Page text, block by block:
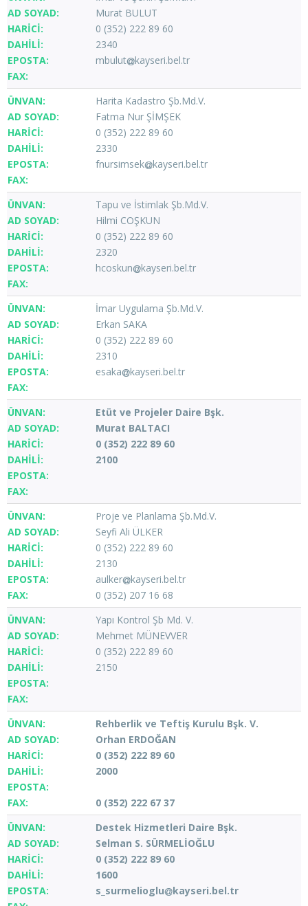
Murat BULUT
0 (352) 222 89 60
2340
mbulut
kayseri.bel.tr
Harita Kadastro Şb.Md.V.
Fatma Nur ŞİMŞEK
0 (352) 222 89 60
2330
fnursimsek
kayseri.bel.tr
Tapu ve İstimlak Şb.Md.V.
Hilmi COŞKUN
0 (352) 222 89 60
2320
hcoskun
kayseri.bel.tr
İmar Uygulama Şb.Md.V.
Erkan SAKA
0 (352) 222 89 60
2310
esaka
kayseri.bel.tr
Etüt ve Projeler Daire Bşk.
Murat BALTACI
0 (352) 222 89 60
2100
Proje ve Planlama Şb.Md.V.
Seyfi Ali ÜLKER
0 (352) 222 89 60
2130
aulker
kayseri.bel.tr
0 (352) 207 16 68
Yapı Kontrol Şb Md. V.
Mehmet MÜNEVVER
0 (352) 222 89 60
2150
Rehberlik ve Teftiş Kurulu Bşk. V.
Orhan ERDOĞAN
0 (352) 222 89 60
2000
0 (352) 222 67 37
Destek Hizmetleri Daire Bşk.
Selman S. SÜRMELİOĞLU
0 (352) 222 89 60
1600
s_surmelioglu
kayseri.bel.tr